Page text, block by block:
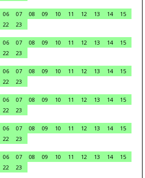
06 07 08 09 10 11 12 13 14
15
22
23
06 07 08 09 10 11 12 13 14
15
22
23
06 07 08 09 10 11 12 13 14
15
22
23
06 07 08 09 10 11 12 13 14
15
22
23
06 07 08 09 10 11 12 13 14
15
22
23
06 07 08 09 10 11 12 13 14
15
22
23